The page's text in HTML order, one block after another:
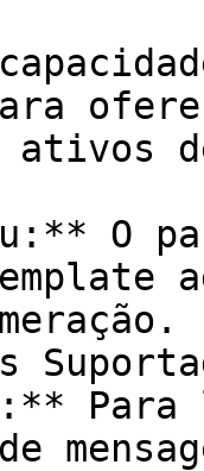
ativos
O